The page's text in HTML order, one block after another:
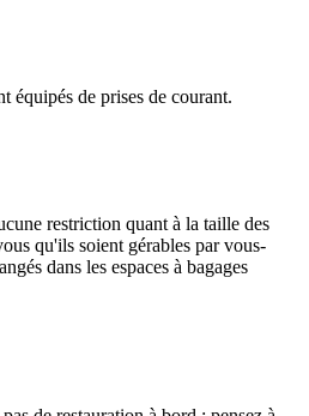
équipés de prises de courant.
restriction quant à la taille des
qu'ils soient gérables par vous-
dans les espaces à bagages